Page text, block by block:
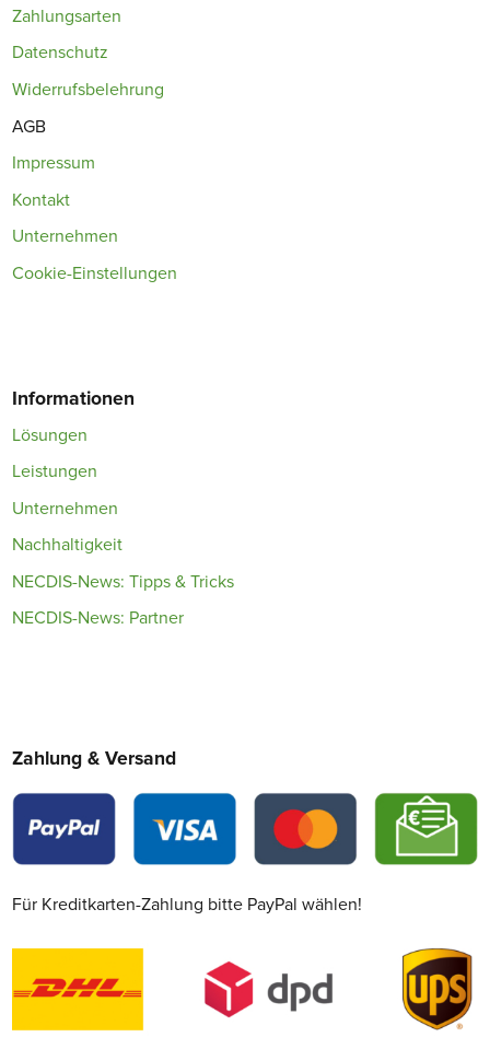
Zahlungsarten
Datenschutz
Widerrufsbelehrung
AGB
Impressum
Kontakt
Unternehmen
Cookie-Einstellungen
Informationen
Lösungen
Leistungen
Unternehmen
Nachhaltigkeit
NECDIS-News: Tipps & Tricks
NECDIS-News: Partner
Zahlung & Versand
Für Kreditkarten-Zahlung bitte PayPal wählen!